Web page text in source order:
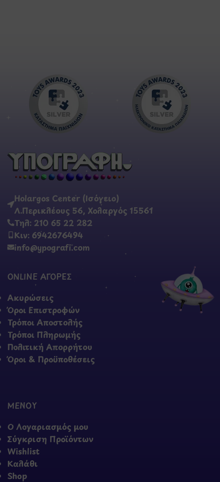
Holargos Center (Ισόγειο)
Λ.Περικλέους 56, Χολαργός 15561
Τηλ: 210 65 22 282
Κιν: 6942676494
info@ypografi.com
ONLINE ΑΓΟΡΕΣ
Ακυρώσεις
Όροι Επιστροφών
Τρόποι Αποστολής
Τρόποι Πληρωμής
Πολιτική Απορρήτου
Όροι & Προϋποθέσεις
ΜΕΝΟΥ
Ο Λογαριασμός μου
Σύγκριση Προϊόντων
Wishlist
Καλάθι
Shop